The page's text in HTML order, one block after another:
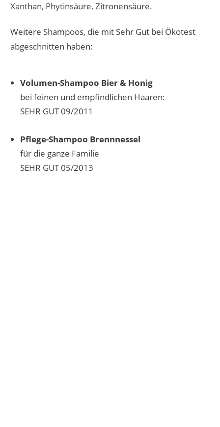
Xanthan, Phytinsäure, Zitronensäure.
Weitere Shampoos, die mit Sehr Gut bei Ökotest
abgeschnitten haben:
Volumen-Shampoo Bier & Honig
bei feinen und empfindlichen Haaren:
SEHR GUT 09/2011
Pflege-Shampoo Brennnessel
für die ganze Familie
SEHR GUT 05/2013